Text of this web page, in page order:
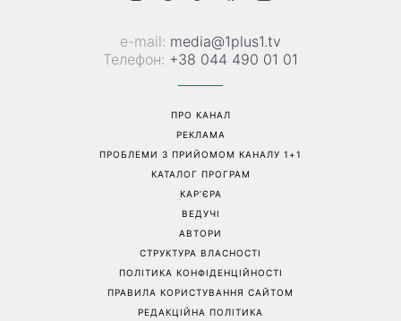
е-mail: media@1plus1.tv
Телефон: +38 044 490 01 01
ПРО КАНАЛ
РЕКЛАМА
ПРОБЛЕМИ З ПРИЙОМОМ КАНАЛУ 1+1
КАТАЛОГ ПРОГРАМ
КАР’ЄРА
ВЕДУЧІ
АВТОРИ
СТРУКТУРА ВЛАСНОСТІ
ПОЛІТИКА КОНФІДЕНЦІЙНОСТІ
ПРАВИЛА КОРИСТУВАННЯ САЙТОМ
РЕДАКЦІЙНА ПОЛІТИКА